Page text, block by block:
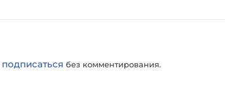
подписаться без комментирования.